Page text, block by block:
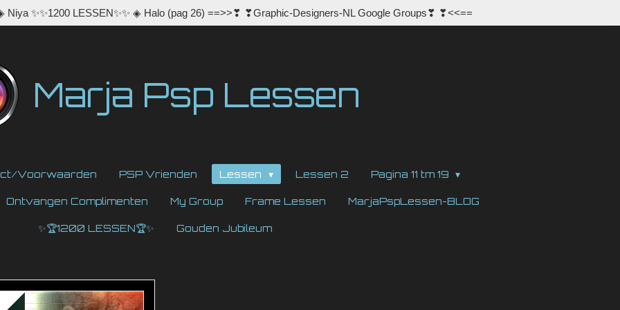
✨✨1200 LESSEN✨✨ ◈ Halo (pag 26) ==>>❣ ❣Graphic-Designers-NL Google Groups❣ ❣<<==
Marja Psp Lessen
Voorwaarden PSP Vrienden Lessen Lessen 2 Pagina 11 tm 19
Ontvangen Complimenten My Group Frame Lessen MarjaPspLessen-BLOG
✨🏆1200 LESSEN🏆✨ Gouden Jubileum